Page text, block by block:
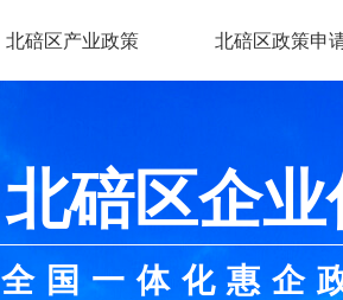
北碚区产业政策 北碚区政策申
北碚区企
全国一体化惠企